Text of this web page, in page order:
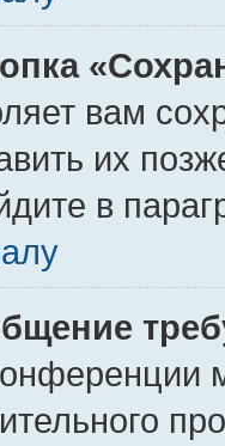
вам
их
в